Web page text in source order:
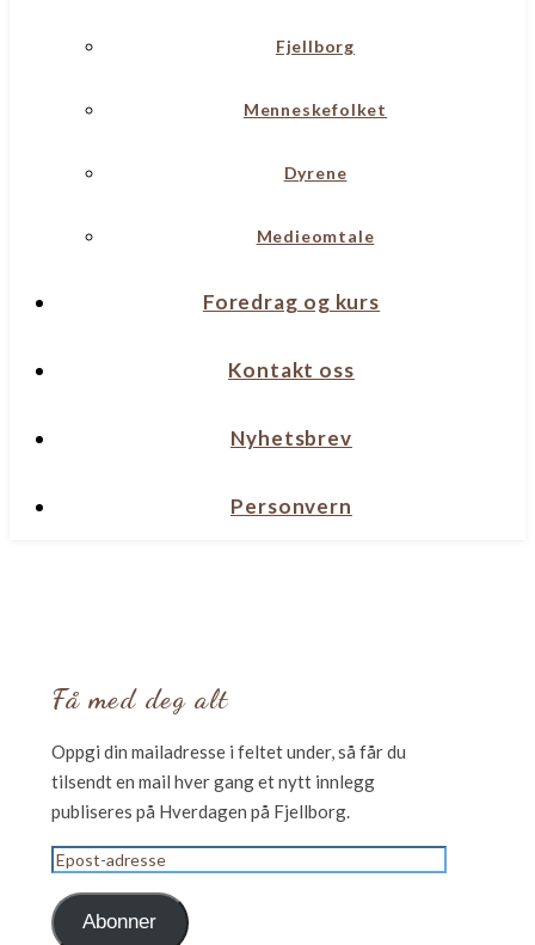
Fjellborg
Menneskefolket
Dyrene
Medieomtale
Foredrag og kurs
Kontakt oss
Nyhetsbrev
Personvern
Få med deg alt
Oppgi din mailadresse i feltet under, så får du
tilsendt en mail hver gang et nytt innlegg
publiseres på Hverdagen på Fjellborg.
Epost-
adresse
Abonner